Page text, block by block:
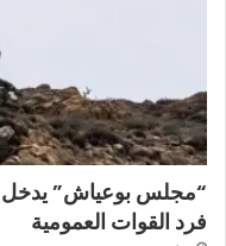
“مجلس بوعياش”
فرد القوات العمومية